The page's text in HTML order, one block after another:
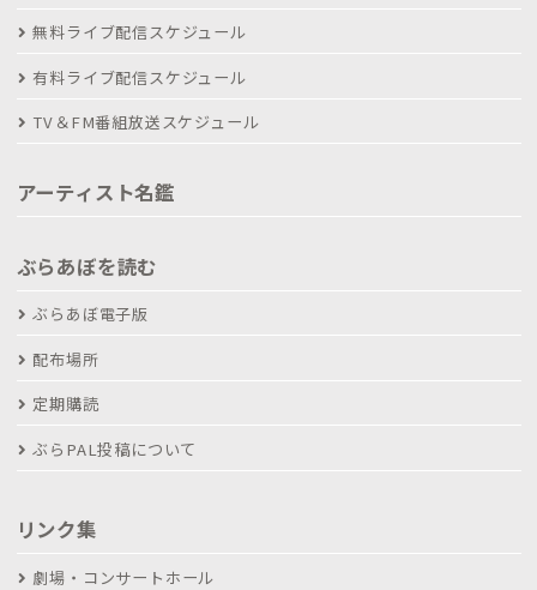
無料ライブ配信スケジュール
有料ライブ配信スケジュール
TV＆FM番組放送スケジュール
アーティスト名鑑
ぶらあぼを読む
ぶらあぼ電子版
配布場所
定期購読
ぶらPAL投稿について
リンク集
劇場・コンサートホール